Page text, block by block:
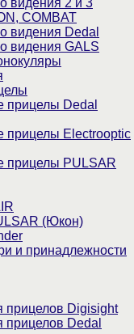
видения 2 и 3
COMBAT
видения Dedal
видения GALS
прицелы Dedal
прицелы Electrooptic
прицелы PULSAR
(Юкон)
и принадлежности
прицелов Digisight
Dedal